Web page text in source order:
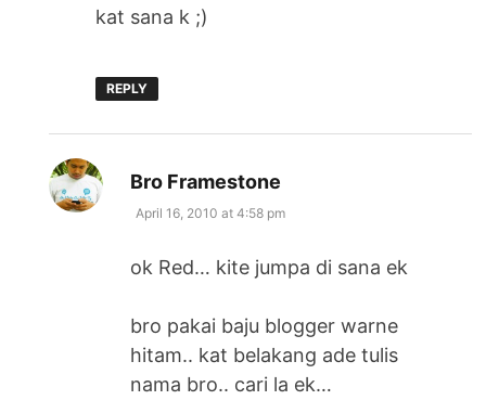
kat sana k ;)
REPLY
Bro Framestone
April 16, 2010 at 4:58 pm
ok Red… kite jumpa di sana ek
bro pakai baju blogger warne
hitam.. kat belakang ade tulis
nama bro.. cari la ek…